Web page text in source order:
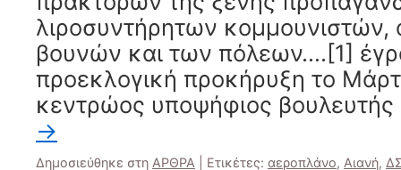
λιροσυντήρητων
βουνών και των πόλεων….[1]
προεκλογική προκήρυξη το
κεντρώος υποψήφιος
→
Δημοσιεύθηκε στη ΑΡΘΡΑ Ετικέτες: αεροπλάνο, Αιανή,